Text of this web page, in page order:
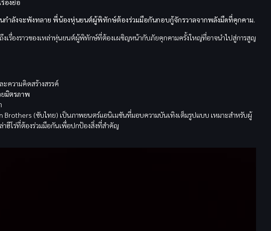
องย่อ
นกำลังจะพังทลาย พี่น้องหุ่นยนต์ผู้พิทักษ์ต้องร่วมมือกันกอบกู้จักรวาลจากพลังมืดที่คุกคาม.
ถึงเรื่องราวของเหล่าหุ่นยนต์ผู้พิทักษ์ที่ต้องเผชิญหน้ากับภัยคุกคามครั้งใหญ่ที่อาจนำไปสู่การสูญ
ความคิดสร้างสรรค์
มิตรภาพ
Brothers (ซับไทย) เป็นภาพยนตร์แอนิเมชันที่มอบความบันเทิงเต็มรูปแบบ เหมาะสำหรับผู้
ฮีโร่ที่ต้องร่วมมือกันเพื่อปกป้องสิ่งที่สำคัญ